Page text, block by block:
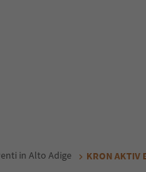
in Alto Adige KRON